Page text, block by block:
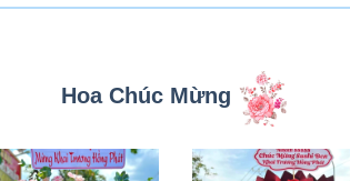
Hoa Chúc Mừng